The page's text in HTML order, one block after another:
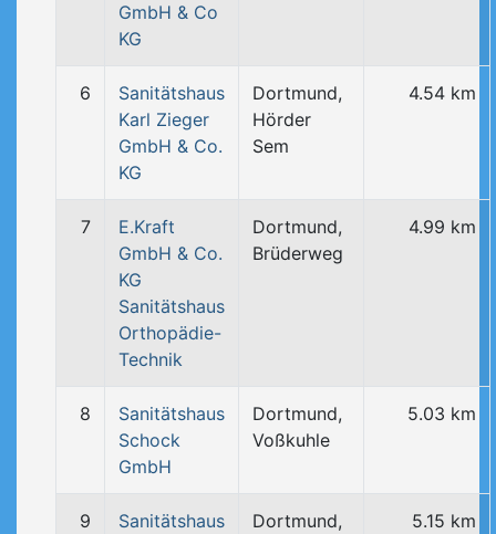
GmbH & Co
KG
6
Sanitätshaus
Karl Zieger
GmbH & Co.
KG
Dortmund,
Hörder
Sem
4.54 km
7
E.Kraft
GmbH & Co.
KG
Sanitätshaus
Orthopädie-
Technik
Dortmund,
Brüderweg
4.99 km
8
Sanitätshaus
Schock
GmbH
Dortmund,
Voßkuhle
5.03 km
9
Sanitätshaus
Dortmund,
5.15 km